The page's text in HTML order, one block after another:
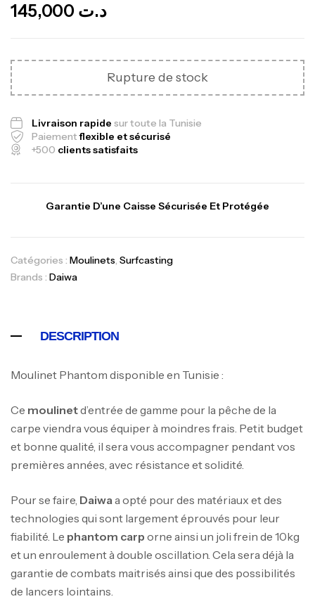
د.ت
Rupture de stock
Livraison rapide sur toute la Tunisie
Paiementflexible et sécurisé
+500 clients satisfaits
Garantie D’une Caisse Sécurisée Et Protégée
Catégories : Moulinets, Surfcasting
Brands : Daiwa
DESCRIPTION
Moulinet Phantom disponible en Tunisie :
Ce moulinetd’entrée de gamme pour la pêche de la
carpe viendra vous équiper à moindres frais. Petit budget
et bonne qualité, il sera vous accompagner pendant vos
premières années, avec résistance et solidité.
Pour se faire, Daiwa a opté pour des matériaux et des
technologies qui sont largement éprouvés pour leur
fiabilité. Le phantom carp orne ainsi un joli frein de 10kg
et un enroulement à double oscillation. Cela sera déjà la
garantie de combats maitrisés ainsi que des possibilités
de lancers lointains.